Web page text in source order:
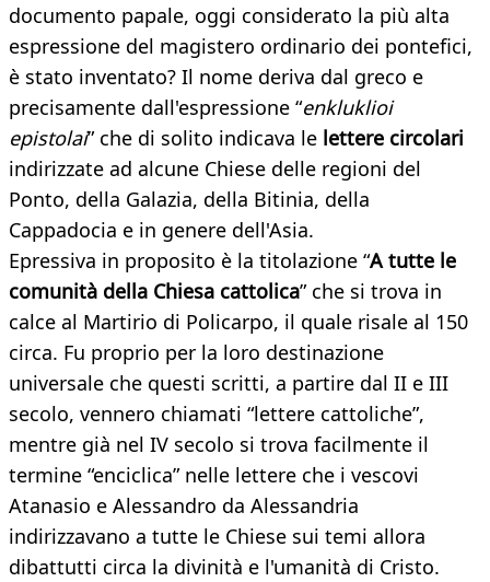
documento papale, oggi considerato la più alta
espressione del magistero ordinario dei pontefici,
è stato inventato? Il nome deriva dal greco e
precisamente dall'espressione “enkluklioi
epistolai” che di solito indicava le lettere circolari
indirizzate ad alcune Chiese delle regioni del
Ponto, della Galazia, della Bitinia, della
Cappadocia e in genere dell'Asia.
Epressiva in proposito è la titolazione “A tutte le
comunità della Chiesa cattolica” che si trova in
calce al Martirio di Policarpo, il quale risale al 150
circa. Fu proprio per la loro destinazione
universale che questi scritti, a partire dal II e III
secolo, vennero chiamati “lettere cattoliche”,
mentre già nel IV secolo si trova facilmente il
termine “enciclica” nelle lettere che i vescovi
Atanasio e Alessandro da Alessandria
indirizzavano a tutte le Chiese sui temi allora
dibattutti circa la divinità e l'umanità di Cristo.